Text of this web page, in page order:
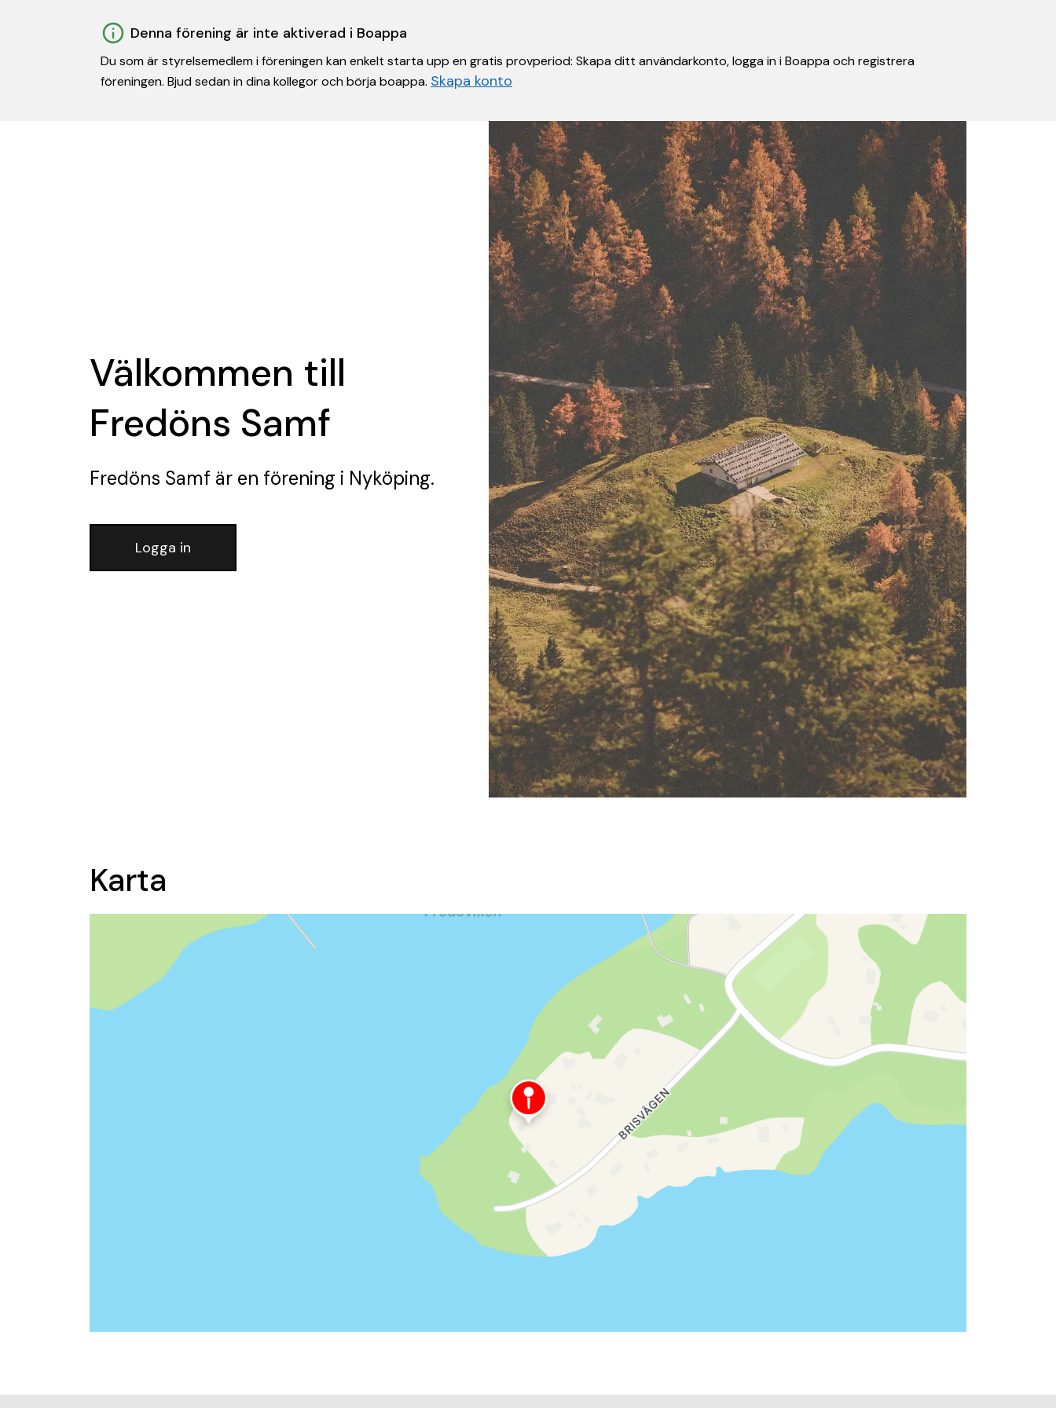
Denna förening är inte aktiverad i Boappa
Du som är styrelsemedlem i föreningen kan enkelt starta upp en gratis provperiod: Skapa ditt användarkonto, logga in i Boappa och registrera
föreningen. Bjud sedan in dina kollegor och börja boappa. Skapa konto
Välkommen till
Fredöns Samf
Fredöns Samf är en förening i Nyköping.
Logga in
Karta